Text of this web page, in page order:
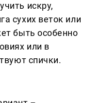
искру,
сухих веток или
быть особенно
или в
спички.